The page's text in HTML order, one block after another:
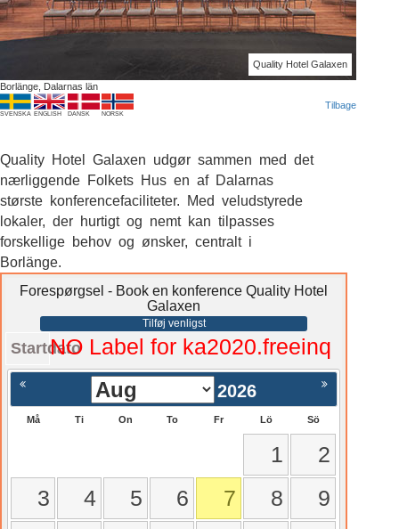
Quality Hotel Galaxen
Borlänge, Dalarnas län
SVENSKA ENGLISH DANSK NORSK
Tilbage
Quality Hotel Galaxen udgør sammen med det
nærliggende Folkets Hus en af Dalarnas
største konferencefaciliteter. Med veludstyrede
lokaler, der hurtigt og nemt kan tilpasses
forskellige behov og ønsker, centralt i
Borlänge.
Forespørgsel - Book en konference Quality Hotel
Galaxen
Tilføj venligst
StartdatoNO Label for ka2020.freeinq
2026
Må Ti On To Fr Lö Sö
1
2
3
4 5 6 7 8
9